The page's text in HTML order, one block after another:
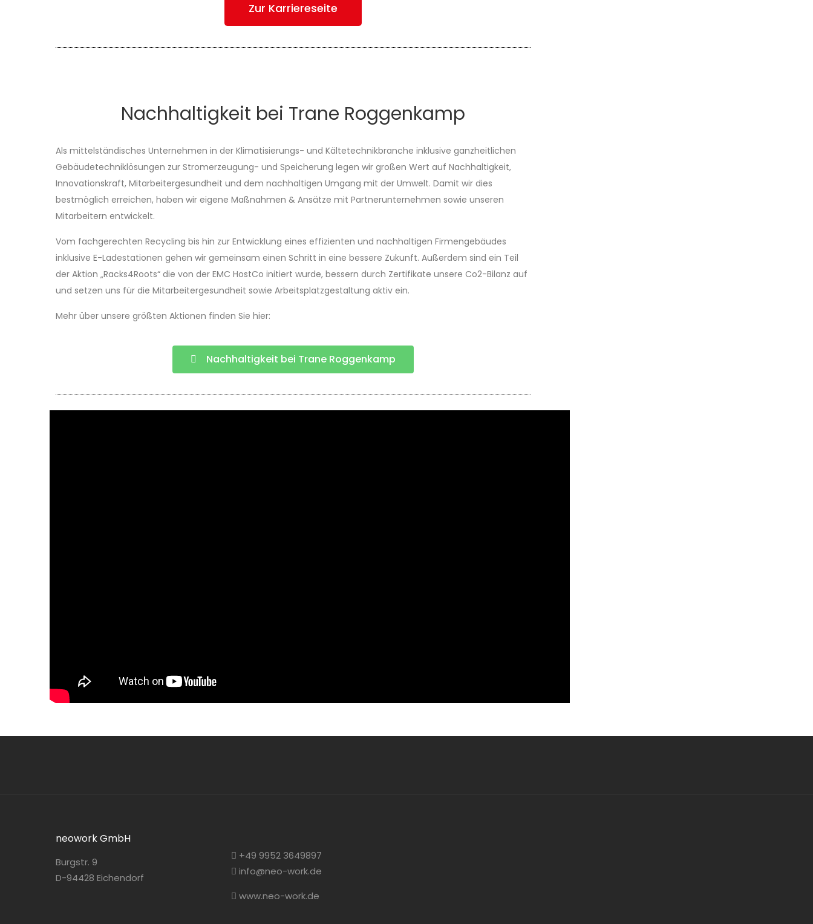
Zur Karriereseite
Nachhaltigkeit bei Trane Roggenkamp
Als mittelständisches Unternehmen in der Klimatisierungs- und Kältetechnikbranche inklusive ganzheitlichen
Gebäudetechniklösungen zur Stromerzeugung- und Speicherung legen wir großen Wert auf Nachhaltigkeit,
Innovationskraft, Mitarbeitergesundheit und dem nachhaltigen Umgang mit der Umwelt. Damit wir dies
bestmöglich erreichen, haben wir eigene Maßnahmen & Ansätze mit Partnerunternehmen sowie unseren
Mitarbeitern entwickelt.
Vom fachgerechten Recycling bis hin zur Entwicklung eines effizienten und nachhaltigen Firmengebäudes
inklusive E-Ladestationen gehen wir gemeinsam einen Schritt in eine bessere Zukunft. Außerdem sind ein Teil
der Aktion „Racks4Roots“ die von der EMC HostCo initiert wurde, bessern durch Zertifikate unsere Co2-Bilanz auf
und setzen uns für die Mitarbeitergesundheit sowie Arbeitsplatzgestaltung aktiv ein.
Mehr über unsere größten Aktionen finden Sie hier:
Nachhaltigkeit bei Trane Roggenkamp
neowork GmbH
Burgstr. 9
D-94428 Eichendorf
+49 9952 3649897
info@neo-work.de
www.neo-work.de